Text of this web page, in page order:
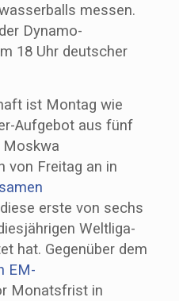
messen.
Dynamo-
18 Uhr deutscher
ist Montag wie
Aufgebot aus fünf
Moskwa
von Freitag an in
erste von sechs
Weltliga-
hat. Gegenüber dem
EM-
Monatsfrist in